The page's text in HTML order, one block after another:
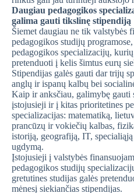
Daugiau pedagogikos
galima gauti tikslinę stipendiją
Šiemet daugiau ne tik valstybės
pedagogikos studijų
pedagogikos specializacijų,
pretenduoti į kelis šimtus eurų
Stipendijas galės gauti dar trijų
anglų ir ispanų kalbų bei
Kaip ir anksčiau, galimybę gauti
įstojusieji ir į kitas prioritetines
specializacijas: matematiką,
prancūzų ir vokiečių kalbas,
istoriją, geografiją, IT,
ugdymą.
Įstojusieji į valstybės
pedagogikos studijų
gretutines studijas galės
mėnesį siekiančias stipendijas.